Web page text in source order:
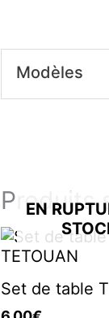
Modèles
Produits
EN
Set de table